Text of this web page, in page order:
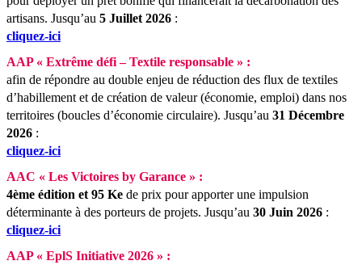
artisans. Jusqu’au 5 Juillet 2026 :
cliquez-ici
AAP « Extrême défi – Textile responsable » :
afin de répondre au double enjeu de réduction des flux de textiles
d’habillement et de création de valeur (économie, emploi) dans nos
territoires (boucles d’économie circulaire). Jusqu’au 31 Décembre
2026 :
cliquez-ici
AAC « Les Victoires by Garance » :
4ème édition et 95 Ke de prix pour apporter une impulsion
déterminante à des porteurs de projets. Jusqu’au 30 Juin 2026 :
cliquez-ici
AAP « EplS Initiative 2026 » :